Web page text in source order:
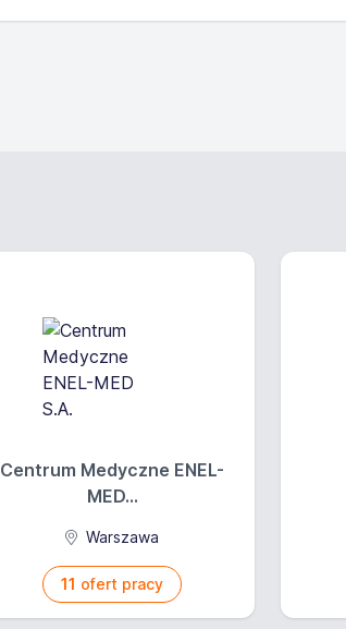
Centrum Medyczne ENEL-
MED...
Warszawa
11 ofert pracy